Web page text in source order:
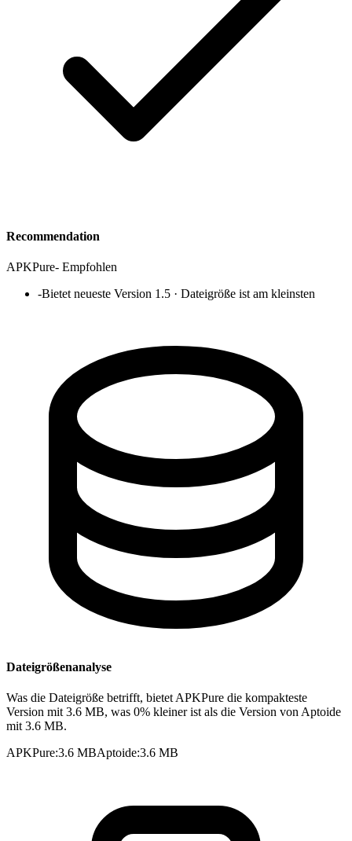
Recommendation
APKPure- Empfohlen
-Bietet neueste Version 1.5 · Dateigröße ist am kleinsten
Dateigrößenanalyse
Was die Dateigröße betrifft, bietet APKPure die kompakteste
Version mit 3.6 MB, was 0% kleiner ist als die Version von Aptoide
mit 3.6 MB.
APKPure:3.6 MBAptoide:3.6 MB